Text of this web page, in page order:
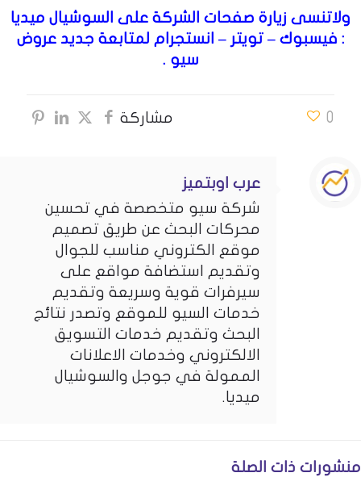
ولاتنسى زيارة صفحات الشركة على السوشيال ميديا
: فيسبوك –تويتر – انستجرام لمتابعة جديد عروض
سيو .
مشاركة 0
عرب اوبتميز
شركة سيو متخصصة في تحسين
محركات البحث عن طريق تصميم
موقع الكتروني مناسب للجوال
وتقديم استضافة مواقع على
سيرفرات قوية وسريعة وتقديم
خدمات السيو للموقع وتصدر نتائج
البحث وتقديم خدمات التسويق
الالكتروني وخدمات الاعلانات
الممولة في جوجل والسوشيال
ميديا.
منشورات ذات الصلة